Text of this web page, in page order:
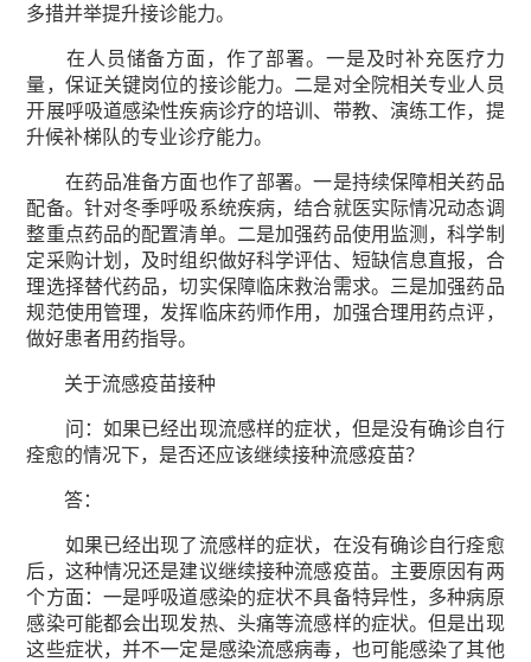
多措并举提升接诊能力。
在人员储备方面，作了部署。一是及时补充医疗力
量，保证关键岗位的接诊能力。二是对全院相关专业人员
开展呼吸道感染性疾病诊疗的培训、带教、演练工作，提
升候补梯队的专业诊疗能力。
在药品准备方面也作了部署。一是持续保障相关药品
配备。针对冬季呼吸系统疾病，结合就医实际情况动态调
整重点药品的配置清单。二是加强药品使用监测，科学制
定采购计划，及时组织做好科学评估、短缺信息直报，合
理选择替代药品，切实保障临床救治需求。三是加强药品
规范使用管理，发挥临床药师作用，加强合理用药点评，
做好患者用药指导。
关于流感疫苗接种
问：如果已经出现流感样的症状，但是没有确诊自行
痊愈的情况下，是否还应该继续接种流感疫苗？
答：
如果已经出现了流感样的症状，在没有确诊自行痊愈
后，这种情况还是建议继续接种流感疫苗。主要原因有两
个方面：一是呼吸道感染的症状不具备特异性，多种病原
感染可能都会出现发热、头痛等流感样的症状。但是出现
这些症状，并不一定是感染流感病毒，也可能感染了其他